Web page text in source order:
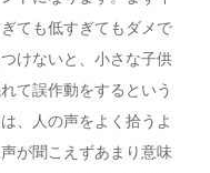
ても低すぎてもダメで
けないと、小さな子供
て誤作動をするという
、人の声をよく拾うよ
が聞こえずあまり意味